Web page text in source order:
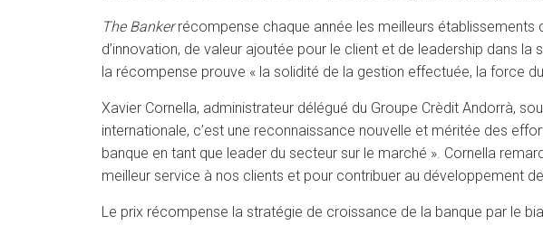
The Bankerrécompense chaque année les meilleurs établissements
d’innovation, de valeur ajoutée pour le client et de leadership dans
la récompense prouve « la solidité de la gestion effectuée, la force
Xavier Cornella, administrateur délégué du Groupe Crèdit Andorrà,
internationale, c’est une reconnaissance nouvelle et méritée des
banque en tant que leader du secteur sur le marché ». Cornella
meilleur service à nos clients et pour contribuer au développement
Le prix récompense la stratégie de croissance de la banque par le